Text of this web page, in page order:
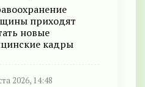
приходят
новые
кадры
2026, 14:48